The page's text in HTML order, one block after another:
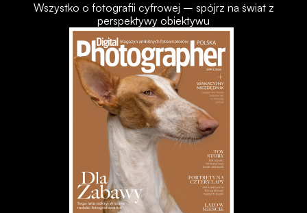
Wszystko o fotografii cyfrowej – spójrz na świat z
perspektywy obiektywu